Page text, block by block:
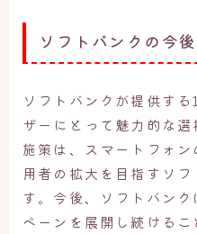
ソフトバンクの今
ソフトバンクが提供す
ザーにとって魅力的な
施策は、スマートフォ
用者の拡大を目指すソ
す。今後、ソフトバン
ペーンを展開し続ける